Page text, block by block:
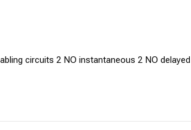
circuits 2 NO instantaneous 2 NO